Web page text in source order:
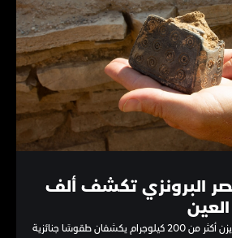
البرونزي تكشف ألف
مدخلٌ شرقي وباب حجري يزن أكثر من 200 كيلوجرام يكشفان طقوسًا جنائزية